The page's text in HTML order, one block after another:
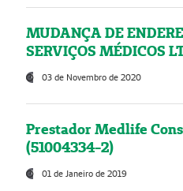
MUDANÇA DE
SERVIÇOS MÉDICOS
03 de Novembro de 2020
Prestador Medlife
(51004334-2)
01 de Janeiro de 2019